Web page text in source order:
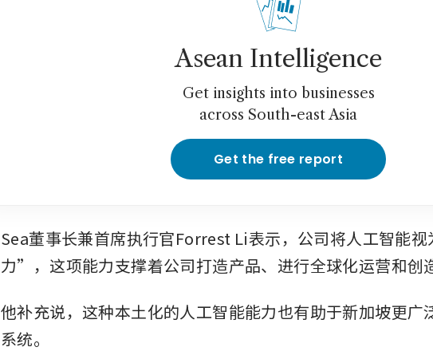
Asean Intelligence
Get insights into businesses
across South-east Asia
Get the free report
Sea董事长兼首席执行官Forrest Li表示，公司将人工智能
力”，这项能力支撑着公司打造产品、进行全球化运营和创
他补充说，这种本土化的人工智能能力也有助于新加坡更广
系统。